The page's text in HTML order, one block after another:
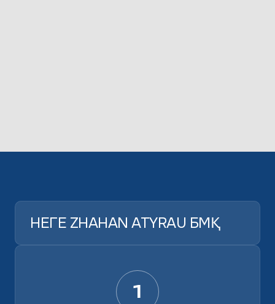
НЕГЕ ZHAHAN ATYRAU БМҚ
1